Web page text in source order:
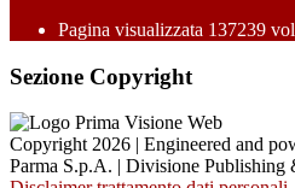
Pagina visualizzata 137239
Sezione Copyright
Copyright 2026 | Engineered and
Parma S.p.A. | Divisione Publishing